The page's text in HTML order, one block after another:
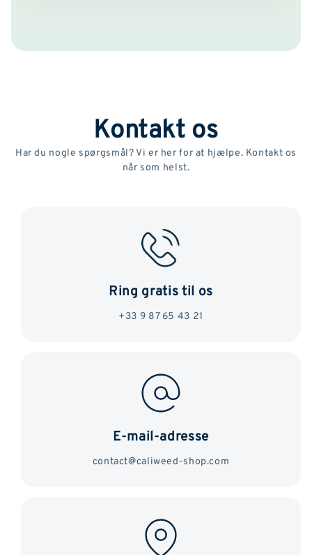
Kontakt os
Har du nogle spørgsmål? Vi er her for at hjælpe. Kontakt os
når som helst.
Ring gratis til os
+33 9 87 65 43 21
E-mail-adresse
contact@caliweed-shop.com